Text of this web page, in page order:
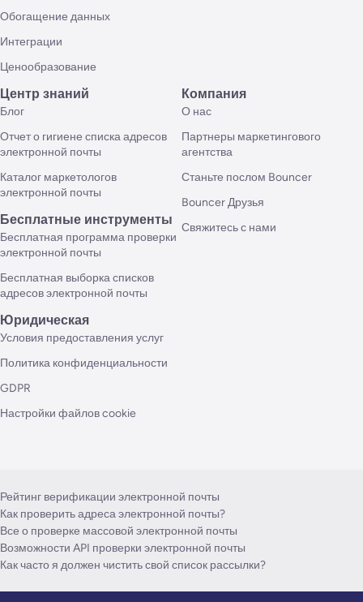
Обогащение данных
Интеграции
Ценообразование
Центр знаний
Блог
Отчет о гигиене списка адресов
электронной почты
Каталог маркетологов
электронной почты
Бесплатные инструменты
Бесплатная программа проверки
электронной почты
Бесплатная выборка списков
адресов электронной почты
Компания
О нас
Партнеры маркетингового
агентства
Станьте послом Bouncer
Bouncer Друзья
Свяжитесь с нами
Юридическая
Условия предоставления услуг
Политика конфиденциальности
GDPR
Настройки файлов cookie
Рейтинг верификации электронной почты
Как проверить адреса электронной почты?
Все о проверке массовой электронной почты
Возможности API проверки электронной почты
Как часто я должен чистить свой список рассылки?